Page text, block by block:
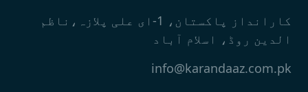
کارانداز پاکستان، 1-ای علی پلازہ،ناظم
الدین روڈ، اسلام آباد
info@karandaaz.com.pk